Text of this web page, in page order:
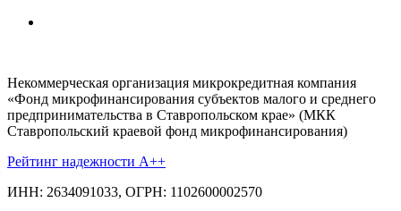
Некоммерческая организация микрокредитная компания
«Фонд микрофинансирования субъектов малого и среднего
предпринимательства в Ставропольском крае» (МКК
Ставропольский краевой фонд микрофинансирования)
Рейтинг надежности A++
ИНН: 2634091033, ОГРН: 1102600002570